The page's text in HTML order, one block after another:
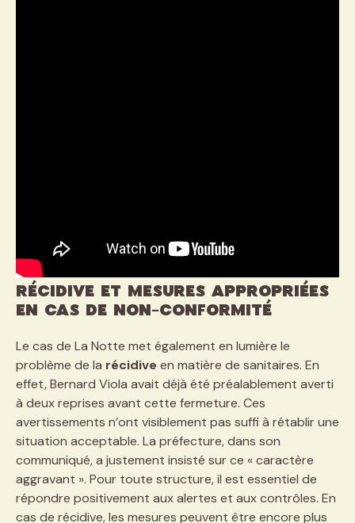
Récidive et mesures appropriées
en cas de non-conformité
Le cas de La Notte met également en lumière le
problème de la récidive en matière de sanitaires. En
effet, Bernard Viola avait déjà été préalablement averti
à deux reprises avant cette fermeture. Ces
avertissements n’ont visiblement pas suffi à rétablir une
situation acceptable. La préfecture, dans son
communiqué, a justement insisté sur ce « caractère
aggravant ». Pour toute structure, il est essentiel de
répondre positivement aux alertes et aux contrôles. En
cas de récidive, les mesures peuvent être encore plus